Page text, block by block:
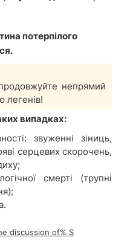
потерпілого
непрямий
легенів!
випадках:
звуженні зіниць,
серцевих скорочень,
смерті (трупні
discussion of% S